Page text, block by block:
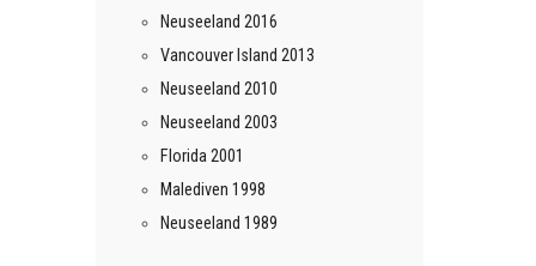
Neuseeland 2016
Vancouver Island 2013
Neuseeland 2010
Neuseeland 2003
Florida 2001
Malediven 1998
Neuseeland 1989